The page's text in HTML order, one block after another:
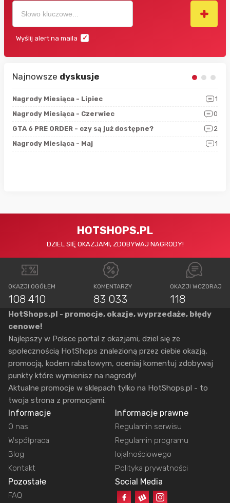
Wyślij alert na maila
Najnowsze dyskusje
Nagrody Miesiąca - Lipiec
1
Nagrody Miesiąca - Czerwiec
0
GTA 6 PRE ORDER - czy są już dostępne?
2
Nagrody Miesiąca - Maj
1
HOTSHOPS.PL
DZIEL SIĘ OKAZJAMI, ZDOBYWAJ NAGRODY!
OKAZJI OGÓŁEM
108 410
KOMENTARZY
83 033
OKAZJI WCZORAJ
118
HotShops.pl - promocje, okazje, wyprzedaże, błędy
cenowe!
Najlepszy w Polsce portal z okazjami, dziel się ze
społecznością HotShops znalezioną przez ciebie okazją,
promocją, kodem rabatowym, oceniaj komentuj zdobywaj
punkty które wymienisz na nagrody!
Aktualne promocje w sklepach tylko na HotShops.pl - to
twoja strona z promocjami.
Informacje
O nas
Współpraca
Blog
Kontakt
Informacje prawne
Regulamin serwisu
Regulamin programu
lojalnościowego
Polityka prywatności
Pozostałe
FAQ
Social Media